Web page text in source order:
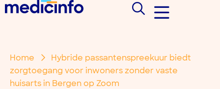
Home
Hybride passantenspreekuur biedt
zorgtoegang voor inwoners zonder vaste
huisarts in Bergen op Zoom